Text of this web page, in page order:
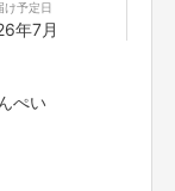
け予定日
年7月
ぺい